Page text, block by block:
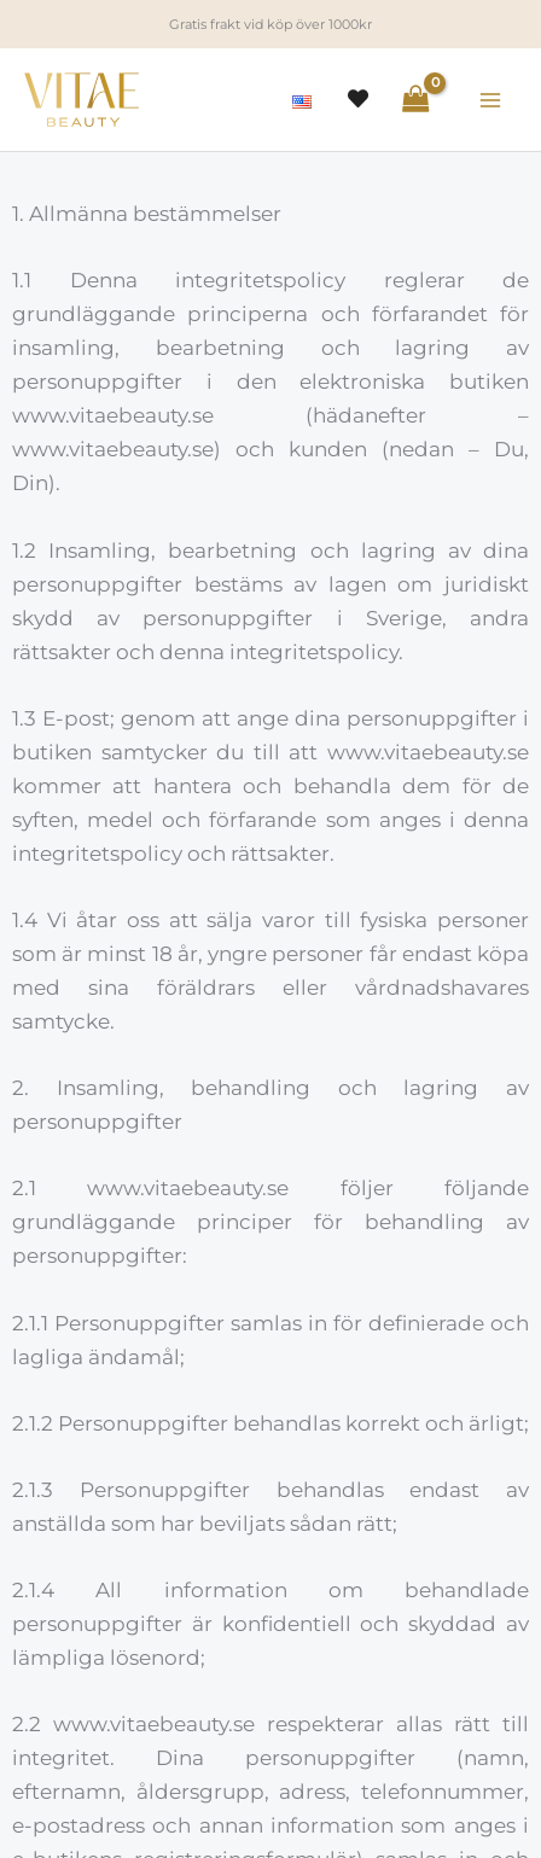
till
innehåll
Gratis frakt vid köp över 1000kr
1. Allmänna bestämmelser
1.1 Denna integritetspolicy reglerar de
grundläggande principerna och förfarandet för
insamling, bearbetning och lagring av
personuppgifter i den elektroniska butiken
www.vitaebeauty.se (hädanefter –
www.vitaebeauty.se) och kunden (nedan – Du,
Din).
1.2 Insamling, bearbetning och lagring av dina
personuppgifter bestäms av lagen om juridiskt
skydd av personuppgifter i Sverige, andra
rättsakter och denna integritetspolicy.
1.3 E-post; genom att ange dina personuppgifter i
butiken samtycker du till att www.vitaebeauty.se
kommer att hantera och behandla dem för de
syften, medel och förfarande som anges i denna
integritetspolicy och rättsakter.
1.4 Vi åtar oss att sälja varor till fysiska personer
som är minst 18 år, yngre personer får endast köpa
med sina föräldrars eller vårdnadshavares
samtycke.
2. Insamling, behandling och lagring av
personuppgifter
2.1 www.vitaebeauty.se följer följande
grundläggande principer för behandling av
personuppgifter:
2.1.1 Personuppgifter samlas in för definierade och
lagliga ändamål;
2.1.2 Personuppgifter behandlas korrekt och ärligt;
2.1.3 Personuppgifter behandlas endast av
anställda som har beviljats ​​sådan rätt;
2.1.4 All information om behandlade
personuppgifter är konfidentiell och skyddad av
lämpliga lösenord;
2.2 www.vitaebeauty.se respekterar allas rätt till
integritet. Dina personuppgifter (namn,
efternamn, åldersgrupp, adress, telefonnummer,
e-postadress och annan information som anges i